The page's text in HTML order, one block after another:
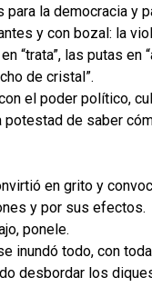
para la democracia y
y con bozal: la
“trata”, las putas
de cristal”.
el poder político,
potestad de saber
en grito y
y por sus efectos.
ponele.
inundó todo, con
desbordar los